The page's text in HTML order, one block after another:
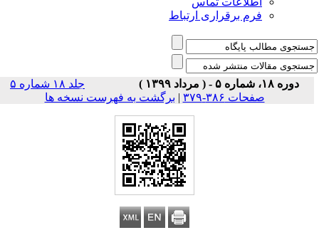
فرم برقراری ارتباط
دوره ۱۸، شماره ۵ - ( مرداد ۱۳۹۹ )
جلد ۱۸ شماره ۵
صفحات ۳۸۶-۳۷۹
|برگشت به فهرست نسخه ها